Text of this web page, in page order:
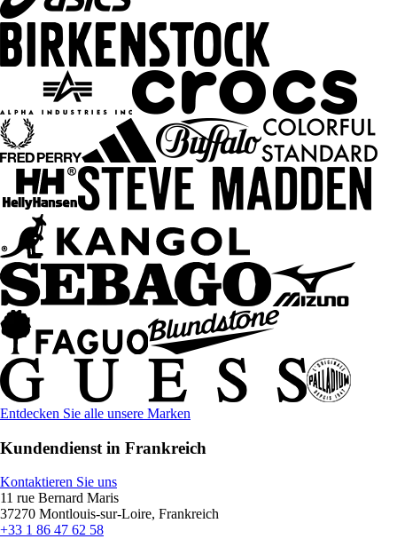
Entdecken Sie alle unsere Marken
Kundendienst in Frankreich
Kontaktieren Sie uns
11 rue Bernard Maris
37270 Montlouis-sur-Loire, Frankreich
+33 1 86 47 62 58